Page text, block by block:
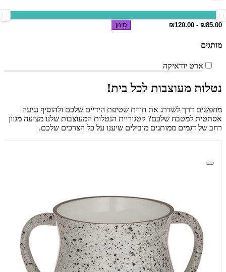
סינון
מותגים
ארט יודאיקה
נטלות מעוצבות לכל בית!
מחפשים דרך לשדרג את חווית שטיפת הידיים שלכם ולהוסיף נגיעה
אסתטית למטבח שלכם? קטגוריית הנטלות המעוצבות שלנו מציעה מגוון
רחב של דגמים ממותגים מובילים שיענו על כל הצרכים שלכם.